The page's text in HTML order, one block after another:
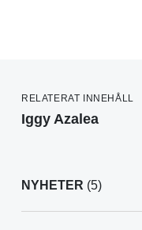
RELATERAT INNEHÅLL
Iggy Azalea
NYHETER (5)